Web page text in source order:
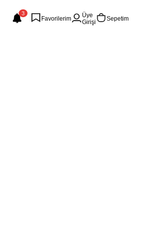
3
Favorilerim
Üye
Girişi
Sepetim